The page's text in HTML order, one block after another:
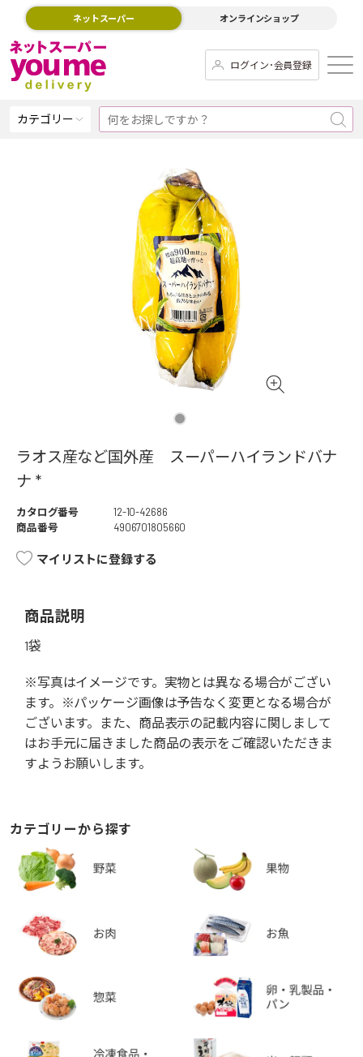
ネットスーパー オンラインショップ
ログイン･会員登録
カテゴリー
ラオス産など国外産 スーパーハイランドバナ
ナ *
カタログ番号
12-10-42686
商品番号
4906701805660
マイリストに登録する
商品説明
1袋
※写真はイメージです。実物とは異なる場合がござい
ます。※パッケージ画像は予告なく変更となる場合が
ございます。また、商品表示の記載内容に関しまして
はお手元に届きました商品の表示をご確認いただきま
すようお願いします。
カテゴリーから探す